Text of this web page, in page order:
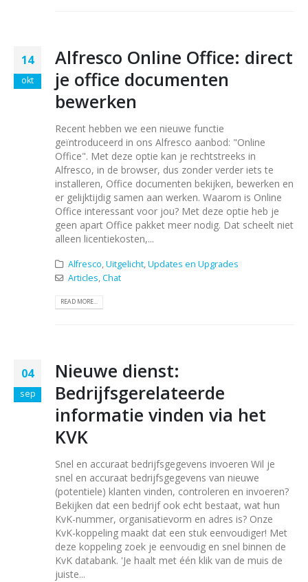
14
okt
Alfresco Online Office: direct
je office documenten
bewerken
Recent hebben we een nieuwe functie
geïntroduceerd in ons Alfresco aanbod: "Online
Office". Met deze optie kan je rechtstreeks in
Alfresco, in de browser, dus zonder verder iets te
installeren, Office documenten bekijken, bewerken en
er gelijktijdig samen aan werken. Waarom is Online
Office interessant voor jou? Met deze optie heb je
geen apart Office pakket meer nodig. Dat scheelt niet
alleen licentiekosten,...
Alfresco,Uitgelicht,Updates en Upgrades
Articles,Chat
READ MORE...
04
sep
Nieuwe dienst:
Bedrijfsgerelateerde
informatie vinden via het
KVK
Snel en accuraat bedrijfsgegevens invoeren Wil je
snel en accuraat bedrijfsgegevens van nieuwe
(potentiele) klanten vinden, controleren en invoeren?
Bekijken dat een bedrijf ook echt bestaat, wat hun
KvK-nummer, organisatievorm en adres is? Onze
KvK-koppeling maakt dat een stuk eenvoudiger! Met
deze koppeling zoek je eenvoudig en snel binnen de
KvK databank. 'Je haalt met één klik van de muis de
juiste...